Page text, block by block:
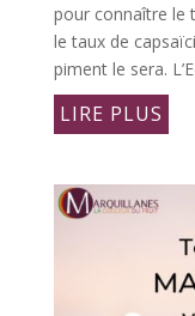
pour connaître le
le taux de
piment le sera.
LIRE PLUS